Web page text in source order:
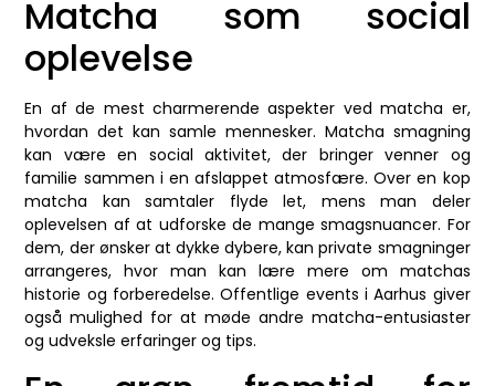
Matcha som social
oplevelse
En af de mest charmerende aspekter ved matcha er,
hvordan det kan samle mennesker. Matcha smagning
kan være en social aktivitet, der bringer venner og
familie sammen i en afslappet atmosfære. Over en kop
matcha kan samtaler flyde let, mens man deler
oplevelsen af at udforske de mange smagsnuancer. For
dem, der ønsker at dykke dybere, kan private smagninger
arrangeres, hvor man kan lære mere om matchas
historie og forberedelse. Offentlige events i Aarhus giver
også mulighed for at møde andre matcha-entusiaster
og udveksle erfaringer og tips.